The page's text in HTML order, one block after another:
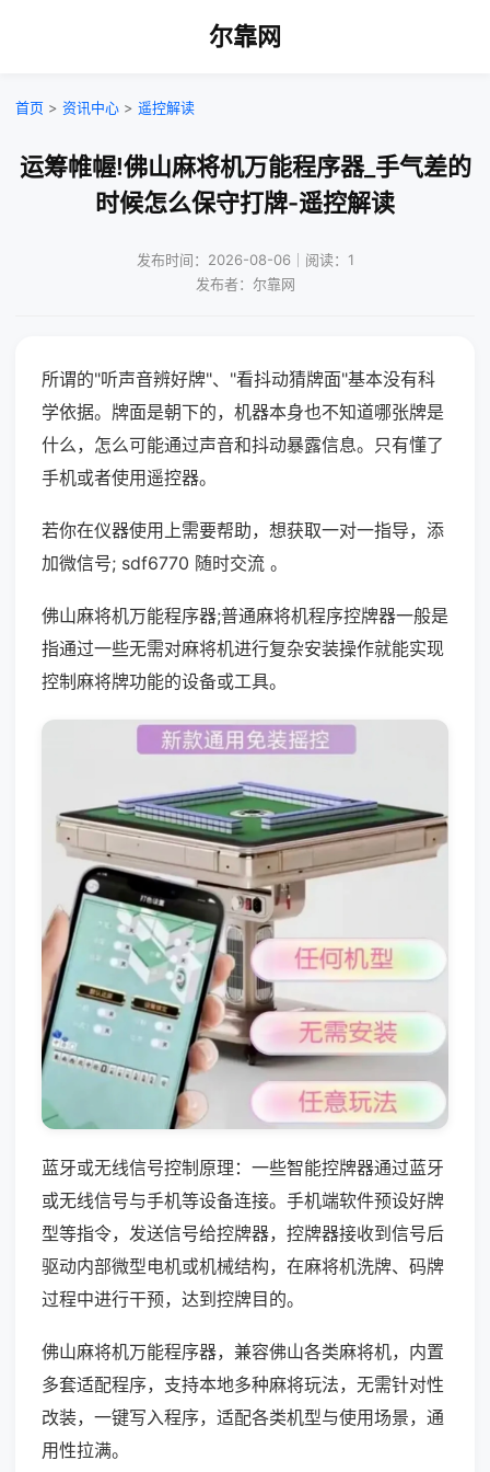
尔靠网
首页 > 资讯中心 > 遥控解读
运筹帷幄!佛山麻将机万能程序器_手气差的
时候怎么保守打牌-遥控解读
发布时间：2026-08-06｜阅读：1
发布者：尔靠网
所谓的"听声音辨好牌"、"看抖动猜牌面"基本没有科
学依据。牌面是朝下的，机器本身也不知道哪张牌是
什么，怎么可能通过声音和抖动暴露信息。只有懂了
手机或者使用遥控器。
若你在仪器使用上需要帮助，想获取一对一指导，添
加微信号; sdf6770 随时交流 。
佛山麻将机万能程序器;普通麻将机程序控牌器一般是
指通过一些无需对麻将机进行复杂安装操作就能实现
控制麻将牌功能的设备或工具。
蓝牙或无线信号控制原理：一些智能控牌器通过蓝牙
或无线信号与手机等设备连接。手机端软件预设好牌
型等指令，发送信号给控牌器，控牌器接收到信号后
驱动内部微型电机或机械结构，在麻将机洗牌、码牌
过程中进行干预，达到控牌目的。
佛山麻将机万能程序器，兼容佛山各类麻将机，内置
多套适配程序，支持本地多种麻将玩法，无需针对性
改装，一键写入程序，适配各类机型与使用场景，通
用性拉满。